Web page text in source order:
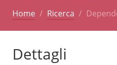
Home Ricerca
Dettagli